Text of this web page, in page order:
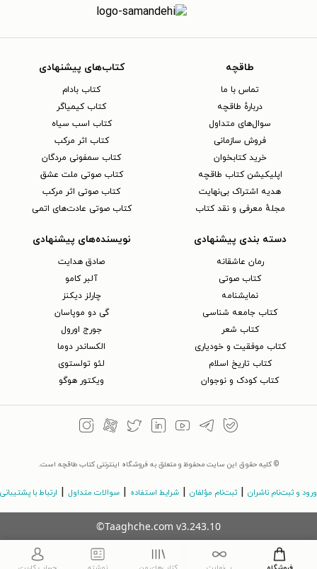
طاقچه
تماس با ما
دربارهٔ طاقچه
سوال‌های متداول
فروش سازمانی
خرید کتابخوان
اپلیکیشن کتاب طاقچه
هدیه اشتراک بی‌نهایت
مجلهٔ معرفی و نقد کتاب
کتاب‌های پیشنهادی
کتاب بادام
کتاب کیمیاگر
کتاب اسب سیاه
کتاب اثر مرکب
کتاب سمفونی مردگان
کتاب صوتی ملت عشق
کتاب صوتی اثر مرکب
کتاب صوتی عادت‌های اتمی
دسته بندی پیشنهادی
رمان عاشقانه
کتاب‌ صوتی
نمایشنامه
کتاب جامعه شناسی
کتاب شعر
کتاب موفقیت و خودیاری
کتاب تاریخ اسلام
کتاب کودک و نوجوان
نویسنده‌های پیشنهادی
صادق هدایت
آلبر کامو
چارلز دیکنز
گی دو موپاسان
جورج اورول
الکساندر دوما
لئو تولستوی
ویکتور هوگو
© کلیه حقوق این سایت محفوظ و متعلق به فروشگاه اینترنتی کتاب طاقچه است.
ورود و ثبت‌نام ناشران ثبت‌نام مؤلفان شرایط استفاده سوالات متداول ارتباط با پشتیبانی
©Taaghche.com v3.243.10